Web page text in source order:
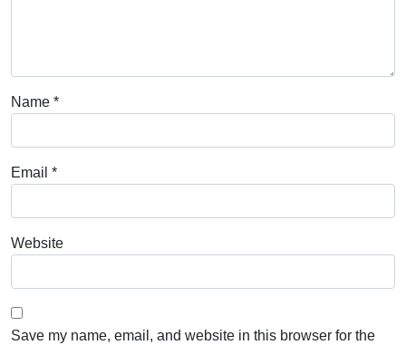
Name *
Email *
Website
Save my name, email, and website in this browser for the